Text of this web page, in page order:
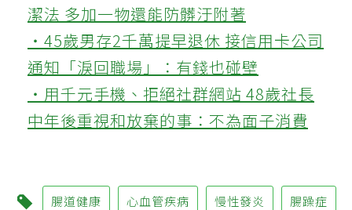
潔法 多加一物還能防髒汙附著
‧45歲男存2千萬提早退休 接信用卡公司
通知「淚回職場」：有錢也碰壁
‧用千元手機、拒絕社群網站 48歲社長
中年後重視和放棄的事：不為面子消費
腸道健康 心血管疾病 慢性發炎 腸躁症